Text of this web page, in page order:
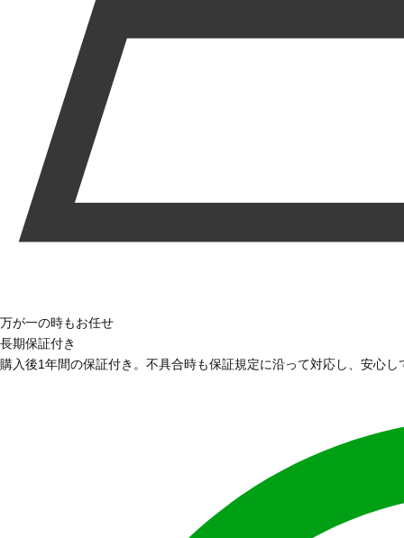
万が一の時もお任せ
長期保証付き
購入後1年間の保証付き。不具合時も保証規定に沿って対応し、安心